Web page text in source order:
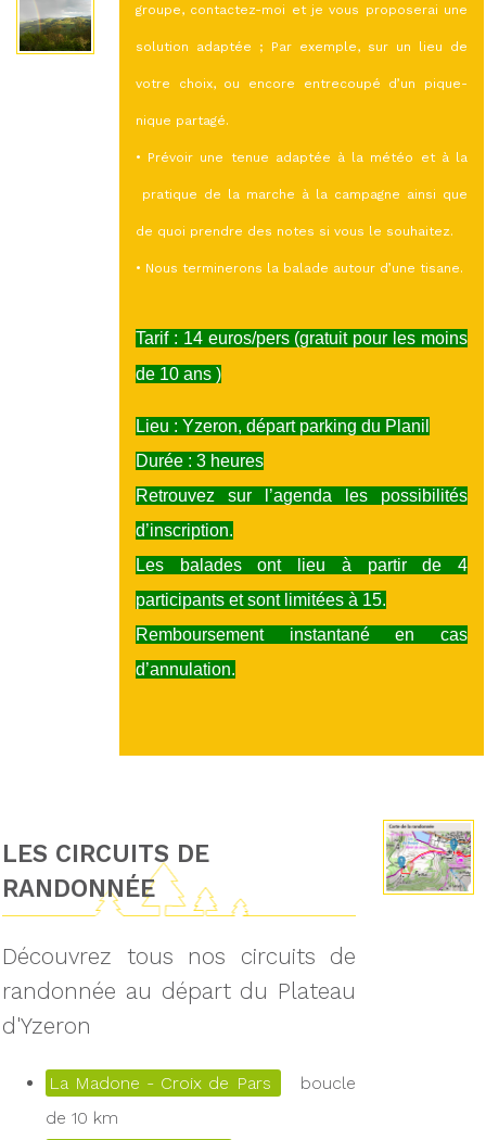
groupe, contactez-moi et je vous proposerai une
solution adaptée ; Par exemple, sur un lieu de
votre choix, ou encore entrecoupé d’un pique-
nique partagé.
• Prévoir une tenue adaptée à la météo et à la
pratique de la marche à la campagne ainsi que
de quoi prendre des notes si vous le souhaitez.
• Nous terminerons la balade autour d’une tisane.
Tarif : 14 euros/pers (gratuit pour les moins
de 10 ans )
Lieu : Yzeron, départ parking du Planil
Durée : 3 heures
Retrouvez sur l’agenda les possibilités
d’inscription.
Les balades ont lieu à partir de 4
participants et sont limitées à 15.
Remboursement instantané en cas
d’annulation.
LES CIRCUITS DE
RANDONNÉE
Découvrez tous nos circuits de
randonnée au départ du Plateau
d'Yzeron
La Madone - Croix de Pars
boucle
de 10 km